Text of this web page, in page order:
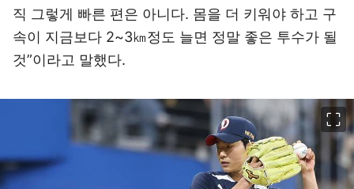
직 그렇게 빠른 편은 아니다. 몸을 더 키워야 하고 구
속이 지금보다 2~3㎞정도 늘면 정말 좋은 투수가 될
것”이라고 말했다.